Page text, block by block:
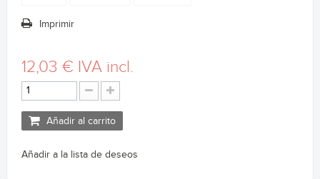
Imprimir
12,03 € IVA incl.
Añadir al carrito
Añadir a la lista de deseos